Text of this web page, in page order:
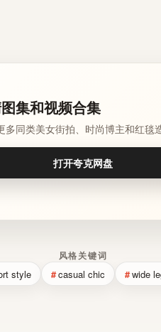
集和视频合集
同类美女街拍、时尚博主和红毯
打开夸克网盘
风格关键词
style casual chic wide